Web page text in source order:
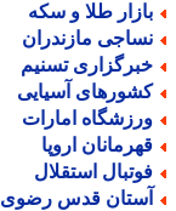
طلا و سکه
مازندران
تسنیم
آسیایی
امارات
اروپا
استقلال
قدس رضوی